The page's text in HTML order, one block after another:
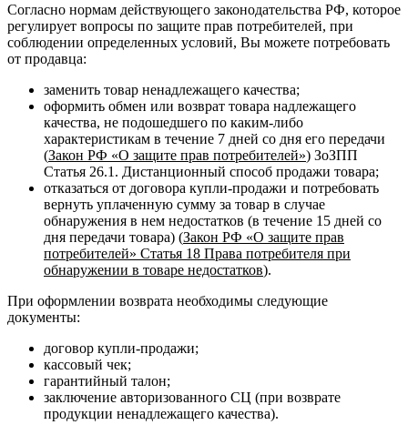
Согласно нормам действующего законодательства РФ, которое
регулирует вопросы по защите прав потребителей, при
соблюдении определенных условий, Вы можете потребовать
от продавца:
заменить товар ненадлежащего качества;
оформить обмен или возврат товара надлежащего
качества, не подошедшего по каким-либо
характеристикам в течение 7 дней со дня его передачи
(Закон РФ «О защите прав потребителей») ЗоЗПП
Статья 26.1. Дистанционный способ продажи товара;
отказаться от договора купли-продажи и потребовать
вернуть уплаченную сумму за товар в случае
обнаружения в нем недостатков (в течение 15 дней со
дня передачи товара) (Закон РФ «О защите прав
потребителей» Статья 18 Права потребителя при
обнаружении в товаре недостатков).
При оформлении возврата необходимы следующие
документы:
договор купли-продажи;
кассовый чек;
гарантийный талон;
заключение авторизованного СЦ (при возврате
продукции ненадлежащего качества).